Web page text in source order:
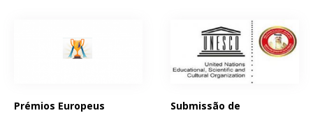
Prémios Europeus
Submissão de